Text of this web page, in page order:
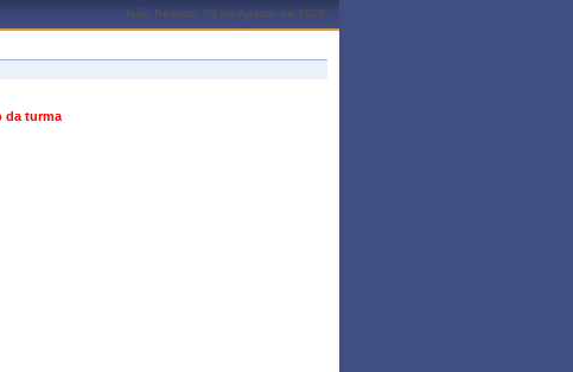
João Pessoa, 09 de Agosto de 2026
da turma